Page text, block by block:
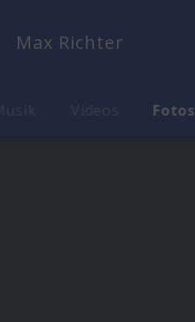
Max Richter
Musik Fotos